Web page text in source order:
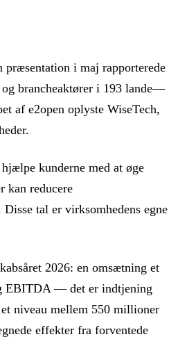
præsentation i maj rapporterede
brancheaktører i 193 lande—
af e2open oplyste WiseTech,
kunderne med at øge
kan reducere
tal er virksomhedens egne
2026: en omsætning et
EBITDA — det er indtjening
niveau mellem 550 millioner
effekter fra forventede